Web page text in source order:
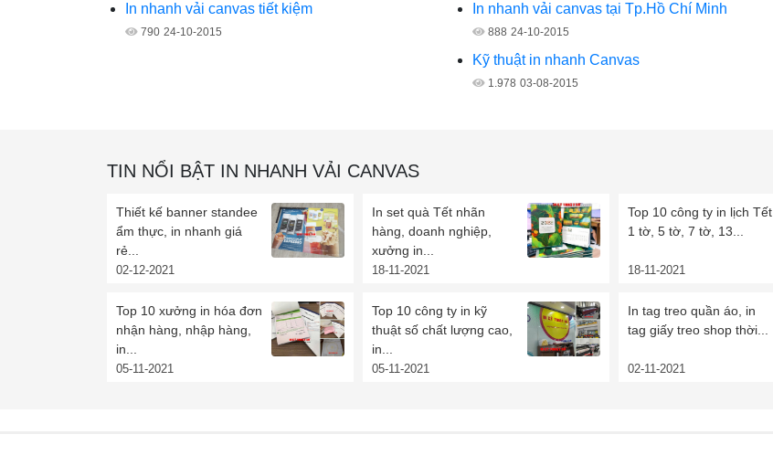
In nhanh vải canvas tiết kiệm
790 24-10-2015
In nhanh vải canvas tại Tp.Hồ Chí Minh
888 24-10-2015
Kỹ thuật in nhanh Canvas
1.978 03-08-2015
TIN NỔI BẬT IN NHANH VẢI CANVAS
Thiết kế banner standee
ẩm thực, in nhanh giá
rẻ...
02-12-2021
In set quà Tết nhãn
hàng, doanh nghiệp,
xưởng in...
18-11-2021
Top 10 công ty in lịch Tết
1 tờ, 5 tờ, 7 tờ, 13...
18-11-2021
Top 10 xưởng in hóa đơn
nhận hàng, nhập hàng,
in...
05-11-2021
Top 10 công ty in kỹ
thuật số chất lượng cao,
in...
05-11-2021
In tag treo quần áo, in
tag giấy treo shop thời...
02-11-2021